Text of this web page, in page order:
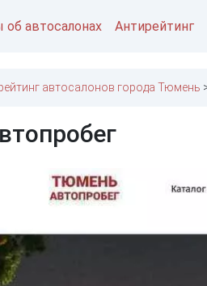
автосалонах Антирейтинг
автосалонов города Тюмень